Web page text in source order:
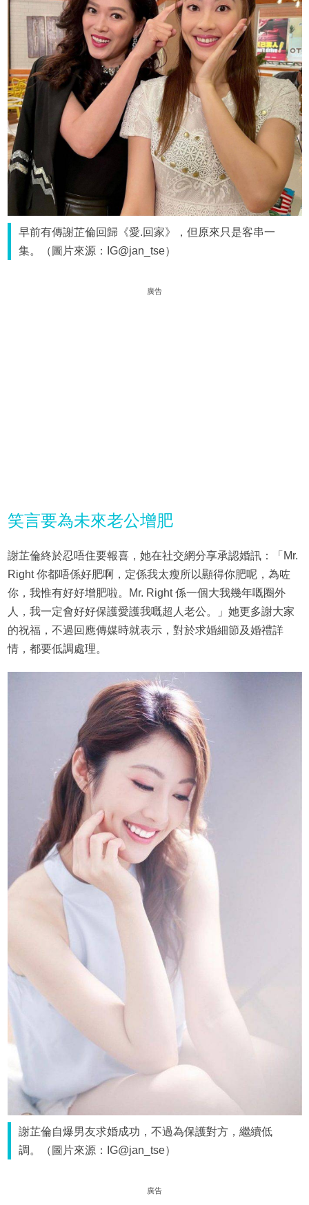
早前有傳謝芷倫回歸《愛.回家》，但原來只是客串一
集。（圖片來源：IG@jan_tse）
廣告
笑言要為未來老公增肥
謝芷倫終於忍唔住要報喜，她在社交網分享承認婚訊：「Mr.
Right 你都唔係好肥啊，定係我太瘦所以顯得你肥呢，為咗
你，我惟有好好增肥啦。Mr. Right 係一個大我幾年嘅圈外
人，我一定會好好保護愛護我嘅超人老公。」她更多謝大家
的祝福，不過回應傳媒時就表示，對於求婚細節及婚禮詳
情，都要低調處理。
謝芷倫自爆男友求婚成功，不過為保護對方，繼續低
調。（圖片來源：IG@jan_tse）
廣告